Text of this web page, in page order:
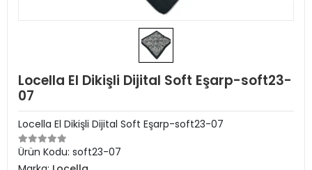
Locella El Dikişli Dijital Soft Eşarp-soft23-
07
Locella El Dikişli Dijital Soft Eşarp-soft23-07
Ürün Kodu: soft23-07